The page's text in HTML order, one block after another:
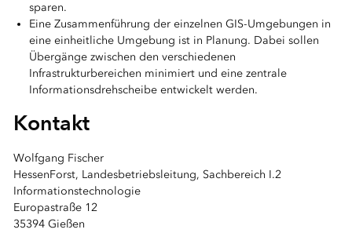
sparen.
Eine Zusammenführung der einzelnen GIS-Umgebungen in
eine einheitliche Umgebung ist in Planung. Dabei sollen
Übergänge zwischen den verschiedenen
Infrastrukturbereichen minimiert und eine zentrale
Informationsdrehscheibe entwickelt werden.
Kontakt
Wolfgang Fischer
HessenForst, Landesbetriebsleitung, Sachbereich I.2
Informationstechnologie
Europastraße 12
35394 Gießen